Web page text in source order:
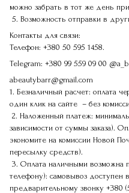
можно забрать в тот же день
5. Возможность отправки в
Контакты для связи:
Телефон: +380 50 595 1458.
Telegram: +380 99 559 09 00
abeautybarr@gmail.com
1. Безналичный расчет: оплата
один клик на сайте – без
2. Наложенный платеж:
зависимости от суммы заказа).
экономите на комиссии Новой
пересылку средств).
3. Оплата наличными возможна
телефону): самовывоз доступен
предварительному звонку +380